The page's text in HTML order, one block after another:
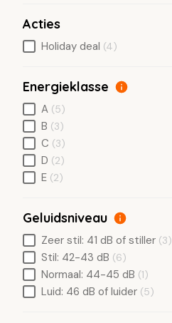
Acties
Holiday deal (4)
Energieklasse
A (5)
B (3)
C (3)
D (2)
E (2)
Geluidsniveau
Zeer stil: 41 dB of stiller (3)
Stil: 42-43 dB (6)
Normaal: 44-45 dB (1)
Luid: 46 dB of luider (5)